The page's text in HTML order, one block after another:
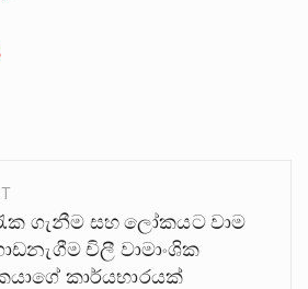
ගැනීම සහ ලෝකයට වාම
චිලී වාමාංශික
කාර්යභාරයක්